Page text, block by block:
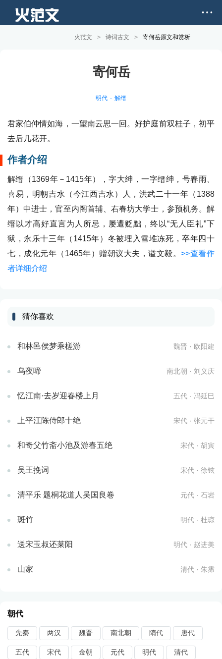
火范文 > 诗词古文 > 寄何岳原文和赏析
寄何岳
明代 解缙
君家伯仲情如海，一望南云思一回。好护庭前双桂子，初平
去后几花开。
作者介绍
解缙（1369年－1415年），字大绅，一字缙绅，号春雨、
喜易，明朝吉水（今江西吉水）人，洪武二十一年（1388
年）中进士，官至内阁首辅、右春坊大学士，参预机务。解
缙以才高好直言为人所忌，屡遭贬黜，终以“无人臣礼”下
狱，永乐十三年（1415年）冬被埋入雪堆冻死，卒年四十
七，成化元年（1465年）赠朝议大夫，谥文毅。>>查看作
者详细介绍
猜你喜欢
和林邑侯梦乘槎游 魏晋 · 欧阳建
乌夜啼 南北朝 · 刘义庆
忆江南·去岁迎春楼上月 五代 · 冯延巳
上平江陈侍郎十绝 宋代 · 张元干
和奇父竹斋小池及游春五绝 宋代 · 胡寅
吴王挽词 宋代 · 徐铉
清平乐 题桐花道人吴国良卷 元代 · 石岩
斑竹 明代 · 杜琼
送宋玉叔还莱阳 明代 · 赵进美
山家 清代 · 朱霈
朝代
先秦 两汉 魏晋 南北朝 隋代 唐代
五代 宋代 金朝 元代 明代 清代